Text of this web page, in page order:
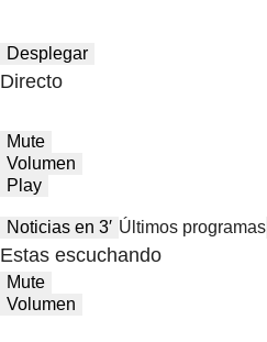
Desplegar
Directo
Mute
Volumen
Play
Noticias en 3′ Últimos programas
Estas escuchando
Mute
Volumen